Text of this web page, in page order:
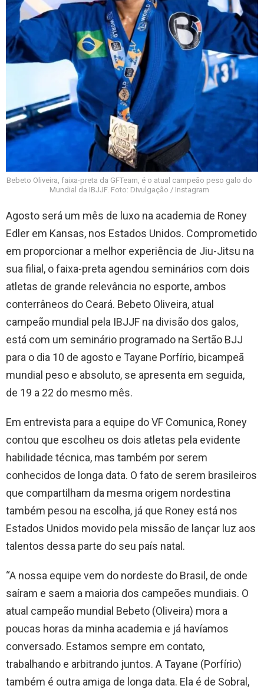
Bebeto Oliveira, faixa-preta da GFTeam, é o atual campeão peso galo do
Mundial da IBJJF. Foto: Divulgação / Instagram
Agosto será um mês de luxo na academia de Roney
Edler em Kansas, nos Estados Unidos. Comprometido
em proporcionar a melhor experiência de Jiu-Jitsu na
sua filial, o faixa-preta agendou seminários com dois
atletas de grande relevância no esporte, ambos
conterrâneos do Ceará. Bebeto Oliveira, atual
campeão mundial pela IBJJF na divisão dos galos,
está com um seminário programado na Sertão BJJ
para o dia 10 de agosto e Tayane Porfírio, bicampeã
mundial peso e absoluto, se apresenta em seguida,
de 19 a 22 do mesmo mês.
Em entrevista para a equipe do VF Comunica, Roney
contou que escolheu os dois atletas pela evidente
habilidade técnica, mas também por serem
conhecidos de longa data. O fato de serem brasileiros
que compartilham da mesma origem nordestina
também pesou na escolha, já que Roney está nos
Estados Unidos movido pela missão de lançar luz aos
talentos dessa parte do seu país natal.
“A nossa equipe vem do nordeste do Brasil, de onde
saíram e saem a maioria dos campeões mundiais. O
atual campeão mundial Bebeto (Oliveira) mora a
poucas horas da minha academia e já havíamos
conversado. Estamos sempre em contato,
trabalhando e arbitrando juntos. A Tayane (Porfírio)
também é outra amiga de longa data. Ela é de Sobral,